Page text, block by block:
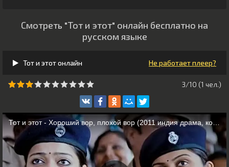
Смотреть "Тот и этот" онлайн бесплатно на
русском языке
Тот и этот онлайн Не работает плеер?
3/10 (1 чeл.)